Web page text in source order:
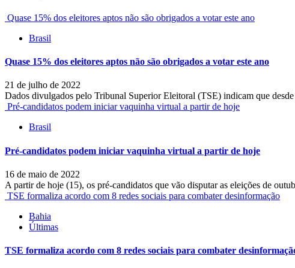
Quase 15% dos eleitores aptos não são obrigados a votar este ano
Brasil
Quase 15% dos eleitores aptos não são obrigados a votar este ano
21 de julho de 2022
Dados divulgados pelo Tribunal Superior Eleitoral (TSE) indicam que
Pré-candidatos podem iniciar vaquinha virtual a partir de hoje
Brasil
Pré-candidatos podem iniciar vaquinha virtual a partir de hoje
16 de maio de 2022
A partir de hoje (15), os pré-candidatos que vão disputar as eleições de
TSE formaliza acordo com 8 redes sociais para combater desinformação
Bahia
Últimas
TSE formaliza acordo com 8 redes sociais para combater